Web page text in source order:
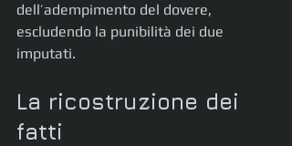
dell’adempimento del dovere,
escludendo la punibilità dei due
imputati.
La ricostruzione dei
fatti